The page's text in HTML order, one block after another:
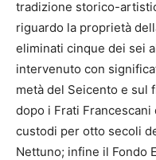
tradizione storico-
riguardo la proprietà
eliminati cinque dei sei
intervenuto con
metà del Seicento e sul
dopo i Frati Francescani
custodi per otto secoli
Nettuno; infine il Fondo